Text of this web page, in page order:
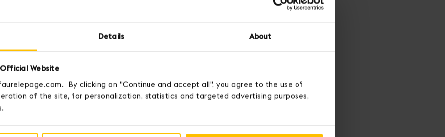
Details About
Website
By clicking on "Continue and accept all", you agree to the use of
of the site, for personalization, statistics and targeted advertising purposes,